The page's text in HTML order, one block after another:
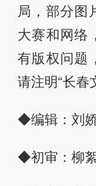
局，部分图
大赛和网络
有版权问题
请注明“长春
◆编辑：刘
◆初审：柳